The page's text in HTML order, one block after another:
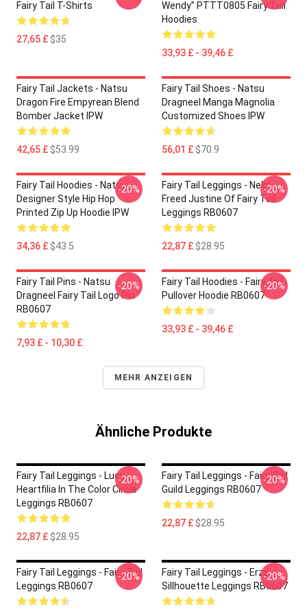
Fairy Tail T-Shirts
27,65 £$35
Wendy” PTTT0805 Fairy Tail
Hoodies
33,93 £ - 39,46 £
Fairy Tail Jackets - Natsu
Dragon Fire Empyrean Blend
Bomber Jacket IPW
42,65 £$53.99
Fairy Tail Shoes - Natsu
Dragneel Manga Magnolia
Customized Shoes IPW
56,01 £$70.9
Fairy Tail Hoodies - Natsu
Designer Style Hip Hop
Printed Zip Up Hoodie IPW
34,36 £$43.5
-20%
Fairy Tail Leggings - Neko
Freed Justine Of Fairy Tail
Leggings RB0607
22,87 £$28.95
-20%
Fairy Tail Pins - Natsu
Dragneel Fairy Tail Logo Pin
RB0607
7,93 £ - 10,30 £
-20%
Fairy Tail Hoodies - Fairy Tail
Pullover Hoodie RB0607
33,93 £ - 39,46 £
-20%
MEHR ANZEIGEN
Ähnliche Produkte
Fairy Tail Leggings - Lucy
Heartfilia In The Color Circle
Leggings RB0607
22,87 £$28.95
-20%
Fairy Tail Leggings - Fairy Tail
Guild Leggings RB0607
22,87 £$28.95
-20%
Fairy Tail Leggings - Fairy Tail
Leggings RB0607
-20%
Fairy Tail Leggings - Erza
Sillhouette Leggings RB0607
-20%